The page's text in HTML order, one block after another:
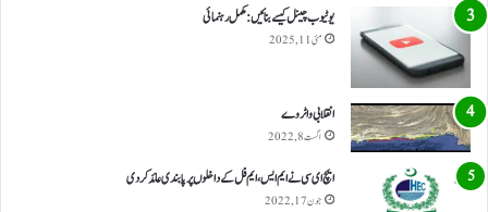
یوٹیوب چینل کیسے بنائیں: مکمل رہنمائی
مئی 11, 2025
انقلابی واٹر وے
اگست 8, 2022
ایچ ای سی نے ایم ایس، ایم فل کے داخلوں پر پابندی عائد کر دی
جون 17, 2022